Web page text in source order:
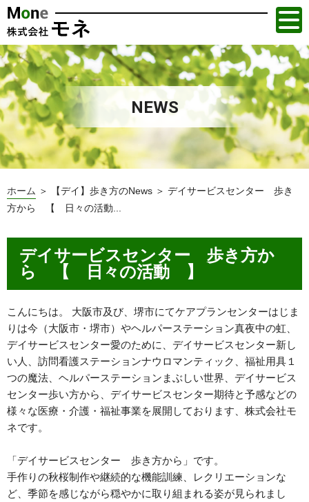
NEWS
ホーム ＞ 【デイ】歩き方のNews ＞ デイサービスセンター 歩き
方から 【 日々の活動...
デイサービスセンター 歩き方か
ら 【 日々の活動 】
こんにちは。 大阪市及び、堺市にてケアプランセンターはじま
りは今（大阪市・堺市）やヘルパーステーション真夜中の虹、
デイサービスセンター愛のために、デイサービスセンター新し
い人、訪問看護ステーションナウロマンティック、福祉用具１
つの魔法、ヘルパーステーションまぶしい世界、デイサービス
センター歩い方から、デイサービスセンター期待と予感などの
様々な医療・介護・福祉事業を展開しております、株式会社モ
ネです。
「デイサービスセンター 歩き方から」です。
手作りの秋桜制作や継続的な機能訓練、レクリエーションな
ど、季節を感じながら穏やかに取り組まれる姿が見られまし